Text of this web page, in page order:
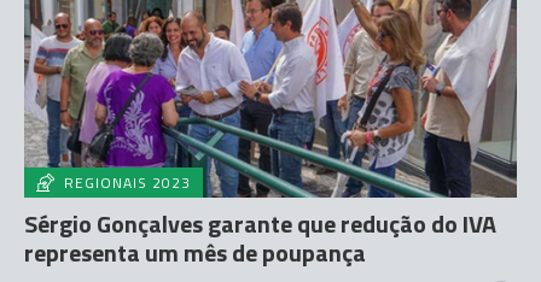
REGIONAIS 2023
Sérgio Gonçalves garante que redução do IVA
representa um mês de poupança